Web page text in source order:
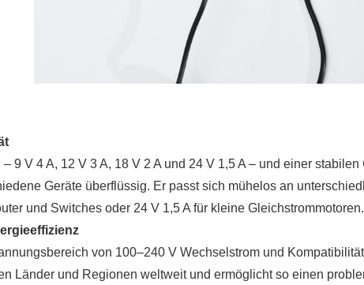
9 V 4 A, 12 V 3 A, 18 V 2 A und 24 V 1,5 A – und einer
Geräte überflüssig. Er passt sich mühelos an
und Switches oder 24 V 1,5 A für kleine Gleichstrommotoren.
von 100–240 V Wechselstrom und
Länder und Regionen weltweit und ermöglicht so einen